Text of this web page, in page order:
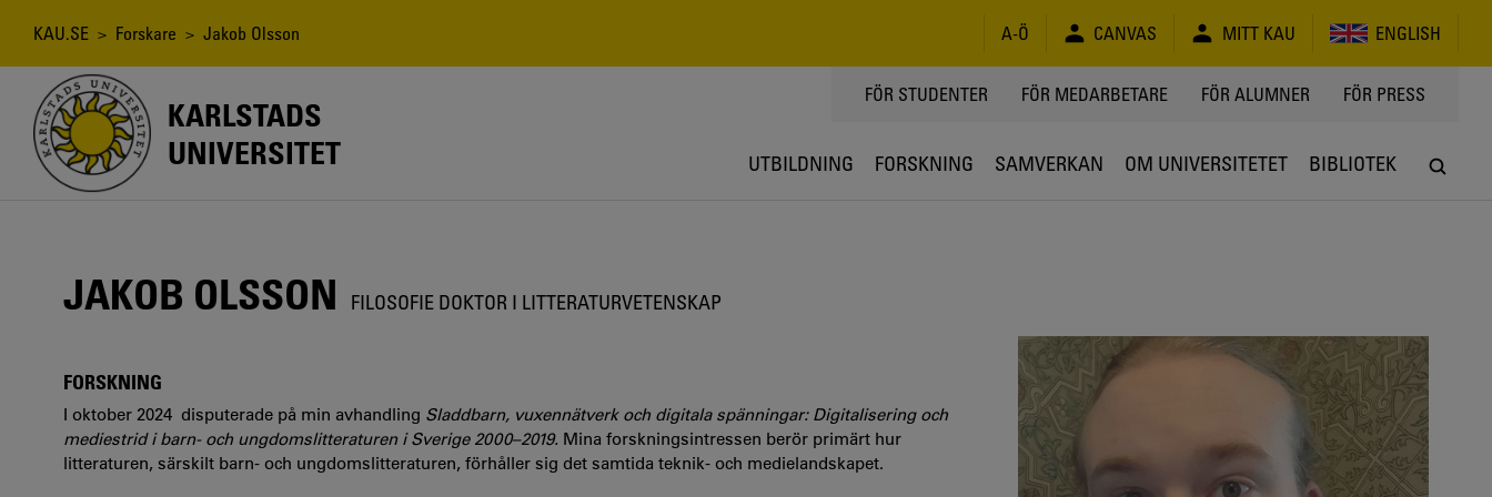
Länkstig
KAU.SE > Forskare > Jakob Olsson A-Ö CANVAS MITT KAU ENGLISH
KARLSTADS
UNIVERSITET
TOPPMENY
FÖR STUDENTER FÖR MEDARBETARE FÖR ALUMNER FÖR PRESS
UTBILDNING FORSKNING SAMVERKAN OM UNIVERSITETET BIBLIOTEK
JAKOB OLSSON FILOSOFIE DOKTOR I LITTERATURVETENSKAP
FORSKNING
I oktober 2024 disputerade på min avhandling Sladdbarn, vuxennätverk och digitala spänningar: Digitalisering och
mediestrid i barn- och ungdomslitteraturen i Sverige 2000–2019. Mina forskningsintressen berör primärt hur
litteraturen, särskilt barn- och ungdomslitteraturen, förhåller sig det samtida teknik- och medielandskapet.